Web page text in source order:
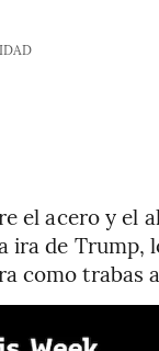
el acero y el
de Trump,
como trabas